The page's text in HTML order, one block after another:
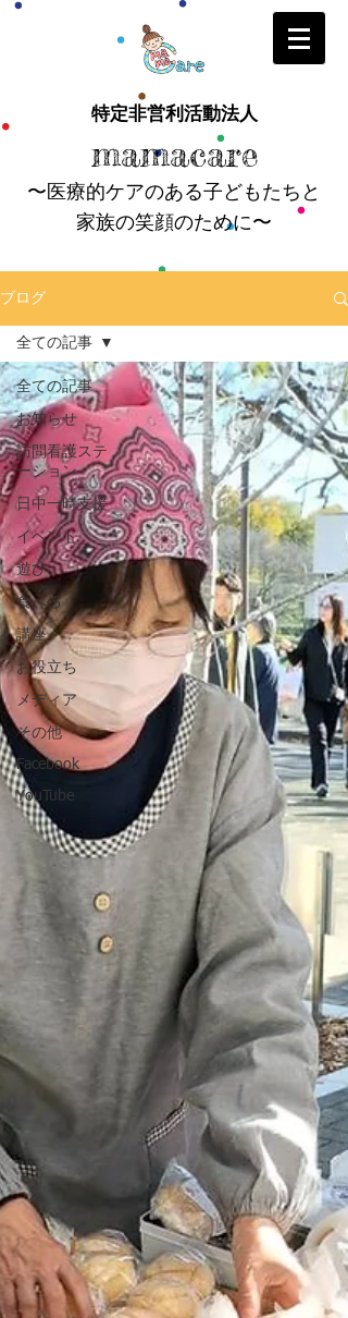
特定非営利活動法人
mamacare
〜医療的ケアのある子どもたちと
家族の笑顔のために〜
ブログ
全ての記事
お知らせ
訪問看護ステ
ーション
日中一時支援
イベント
遊び
食べる
講座
お役立ち
メディア
その他
Facebook
YouTube
全ての記事